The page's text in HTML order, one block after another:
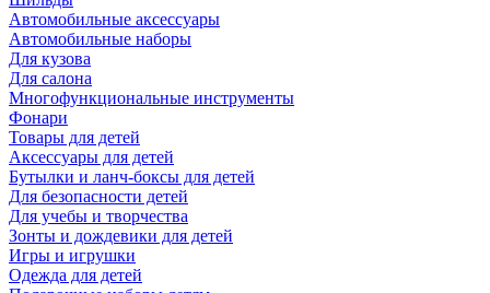
Автомобильные аксессуары
Автомобильные наборы
Для кузова
Для салона
Многофункциональные инструменты
Фонари
Товары для детей
Аксессуары для детей
Бутылки и ланч-боксы для детей
Для безопасности детей
Для учебы и творчества
Зонты и дождевики для детей
Игры и игрушки
Одежда для детей